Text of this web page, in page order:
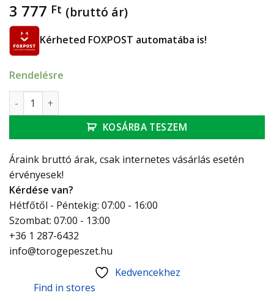
3 777 Ft (bruttó ár)
Kérheted FOXPOST automatába is!
Rendelésre
Giacomini radiátor szelep termosztatikus sarok 3/8"
KOSÁRBA TESZEM
Áraink bruttó árak, csak internetes vásárlás esetén
érvényesek!
Kérdése van?
Hétfőtől - Péntekig: 07:00 - 16:00
Szombat: 07:00 - 13:00
+36 1 287-6432
info@torogepeszet.hu
Kedvencekhez
Find in stores